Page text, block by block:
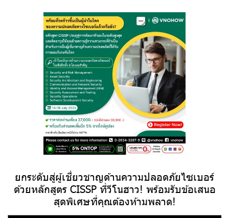
ยกระดับสู่ผู้เชี่ยวชาญด้านความปลอดภัยไซเบอร์
ด้วยหลักสูตร CISSP ที่วีโนฮาว! พร้อมรับข้อเสนอ
สุดพิเศษที่คุณต้องห้ามพลาด!